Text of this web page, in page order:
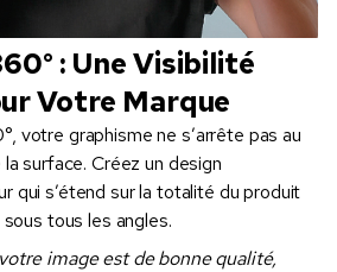
: Une Visibilité
Votre Marque
votre graphisme ne s’arrête pas au
surface. Créez un design
qui s’étend sur la totalité du produit
tous les angles.
image est de bonne qualité,